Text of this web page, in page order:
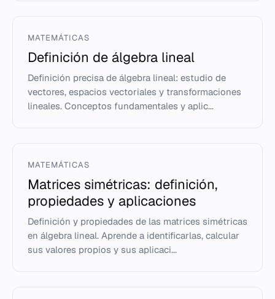
MATEMÁTICAS
Definición de álgebra lineal
Definición precisa de álgebra lineal: estudio de
vectores, espacios vectoriales y transformaciones
lineales. Conceptos fundamentales y aplic...
MATEMÁTICAS
Matrices simétricas: definición,
propiedades y aplicaciones
Definición y propiedades de las matrices simétricas
en álgebra lineal. Aprende a identificarlas, calcular
sus valores propios y sus aplicaci...